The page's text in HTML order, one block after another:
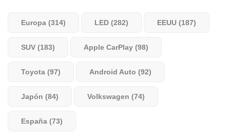
Europa (314) LED (282) EEUU (187)
SUV (183) Apple CarPlay (98)
Toyota (97) Android Auto (92)
Japón (84) Volkswagen (74)
España (73)